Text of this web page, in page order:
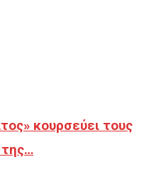
κουρσεύει τους